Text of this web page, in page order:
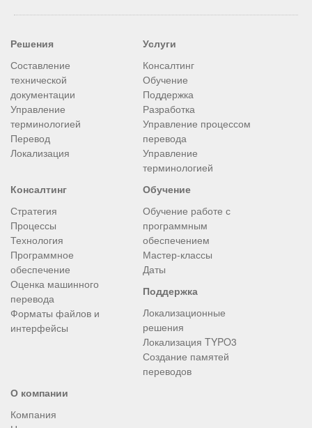
Решения
Составление
технической
документации
Управление
терминологией
Перевод
Локализация
Услуги
Консалтинг
Обучение
Поддержка
Разработка
Управление процессом
перевода
Управление
терминологией
Консалтинг
Стратегия
Процессы
Технология
Программное
обеспечение
Оценка машинного
перевода
Форматы файлов и
интерфейсы
Обучение
Обучение работе с
программным
обеспечением
Мастер-классы
Даты
Поддержка
Локализационные
решения
Локализация TYPO3
Создание памятей
переводов
О компании
Компания